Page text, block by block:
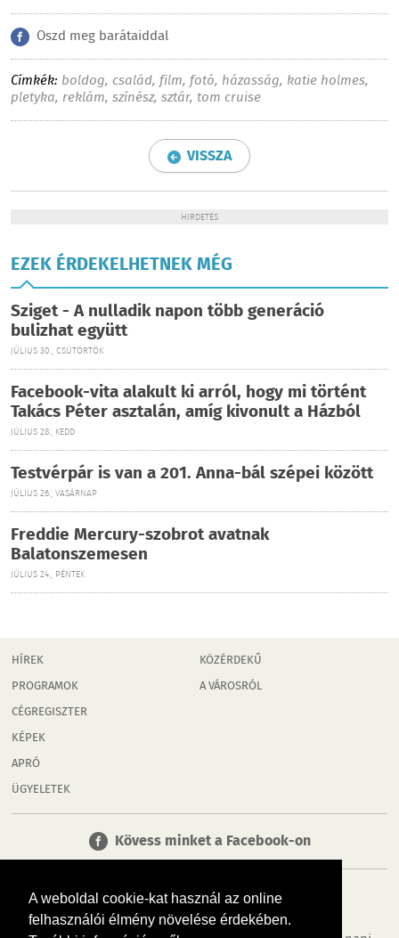
A weboldal cookie-kat használ az online
felhasználói élmény növelése érdekében.
Oszd meg barátaiddal
Címkék: boldog, család,film,fotó, házasság, katie holmes,
pletyka, reklám, színész, sztár, tom cruise
VISSZA
HIRDETÉS
EZEK ÉRDEKELHETNEK MÉG
Sziget - A nulladik napon több generáció
bulizhat együtt
JÚLIUS 30., CSÜTÖRTÖK
Facebook-vita alakult ki arról, hogy mi történt
Takács Péter asztalán, amíg kivonult a Házból
JÚLIUS 28., KEDD
Testvérpár is van a 201. Anna-bál szépei között
JÚLIUS 26., VASÁRNAP
Freddie Mercury-szobrot avatnak
Balatonszemesen
JÚLIUS 24., PÉNTEK
HÍREK
PROGRAMOK
CÉGREGISZTER
KÉPEK
APRÓ
ÜGYELETEK
KÖZÉRDEKŰ
A VÁROSRÓL
Kövess minket a Facebook-on